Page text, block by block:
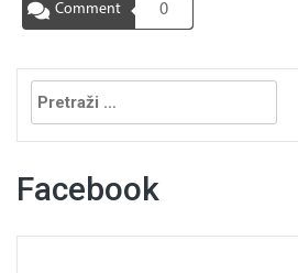
Comment 0
Pretraga:
Facebook